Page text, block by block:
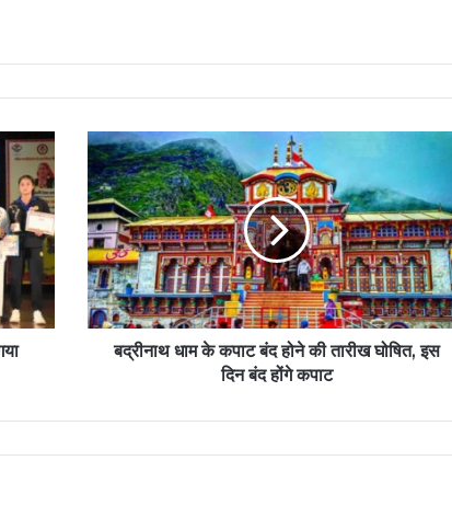
बद्रीनाथ धाम के कपाट बंद होने की तारीख घोषित, इस
दिन बंद होंगे कपाट